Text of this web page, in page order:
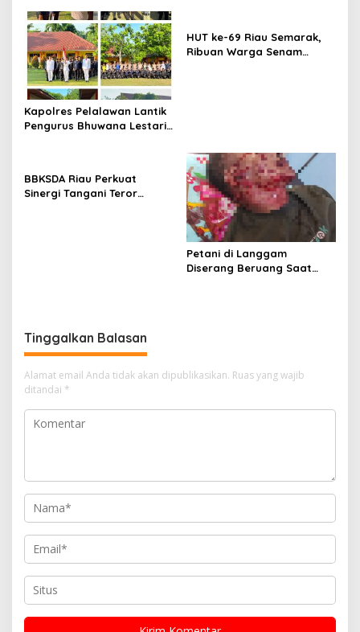
Sungai Reteh oleh Aktivitas
Tambang PT BPP
Kapolres Pelalawan Lantik
Pengurus Bhuwana Lestari
Berkarakter
HUT ke-69 Riau Semarak,
Ribuan Warga Senam
BBKSDA Riau Perkuat
Sinergi Tangani Teror
Petani di Langgam
Diserang Beruang Saat
Tinggalkan Balasan
Alamat email Anda tidak akan dipublikasikan. Ruas yang wajib
ditandai *